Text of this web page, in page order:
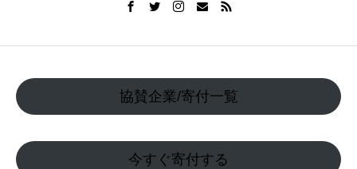
協賛企業/寄付一覧
今すぐ寄付する